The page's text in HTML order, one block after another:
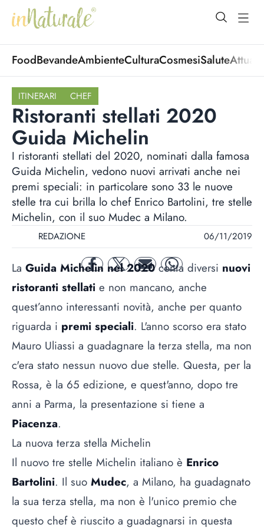
open
FoodBevandeAmbienteCulturaCosmesiSalute
ITINERARI CHEF
Ristoranti stellati 2020
Guida Michelin
I ristoranti stellati del 2020, nominati dalla famosa
Guida Michelin, vedono nuovi arrivati anche nei
premi speciali: in particolare sono 33 le nuove
stelle tra cui brilla lo chef Enrico Bartolini, tre stelle
Michelin, con il suo Mudec a Milano.
REDAZIONE 06/11/2019
facebooktwitter mail whatsapp
La Guida Michelin nel 2020conta diversi nuovi
ristoranti stellati e non mancano, anche
quest’anno interessanti novità, anche per quanto
riguarda i premi speciali. L'anno scorso era stato
Mauro Uliassi a guadagnare la terza stella, ma non
c'era stato nessun nuovo due stelle. Questa, per la
Rossa, è la 65 edizione, e quest'anno, dopo tre
anni a Parma, la presentazione si tiene a
Piacenza.
La nuova terza stella Michelin
Il nuovo tre stelle Michelin italiano è Enrico
Bartolini. Il suo Mudec, a Milano, ha guadagnato
la sua terza stella, ma non è l'unico premio che
questo chef è riuscito a guadagnarsi in questa